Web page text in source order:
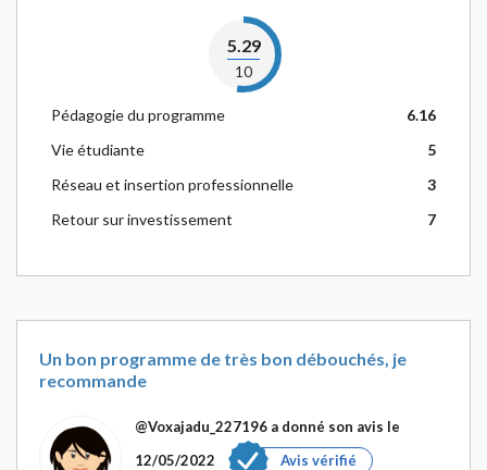
5.29
10
Pédagogie du programme
6.16
Vie étudiante
5
Réseau et insertion professionnelle
3
Retour sur investissement
7
Un bon programme de très bon débouchés, je
recommande
@Voxajadu_227196 a donné son avis le
12/05/2022
Avis vérifié